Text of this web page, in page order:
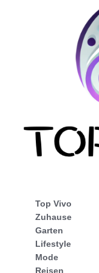
Top Vivo
Zuhause
Garten
Lifestyle
Mode
Reisen